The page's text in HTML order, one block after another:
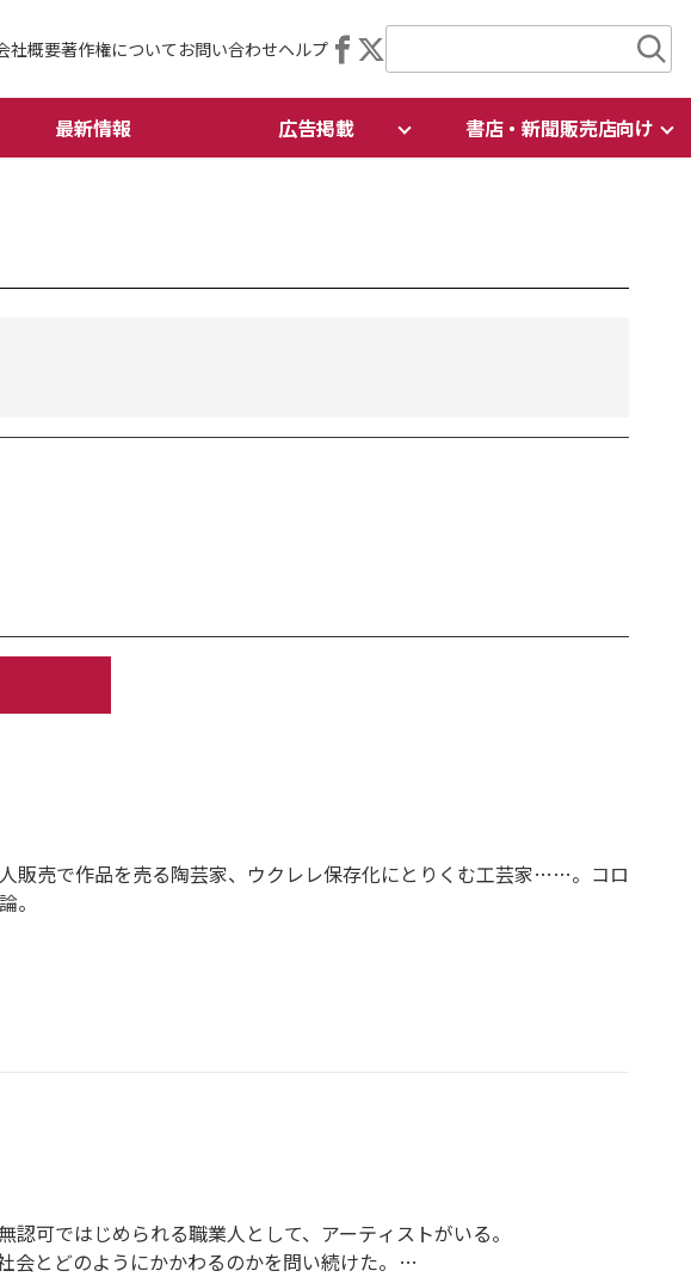
社概要著作権について お問い合わせヘルプ
最新情報 広告掲載 書店・新聞販売店向け
販売で作品を売る陶芸家、ウクレレ保存化にとりくむ工芸家……。コロ
。
可ではじめられる職業人として、アーティストがいる。
とどのようにかかわるのかを問い続けた。